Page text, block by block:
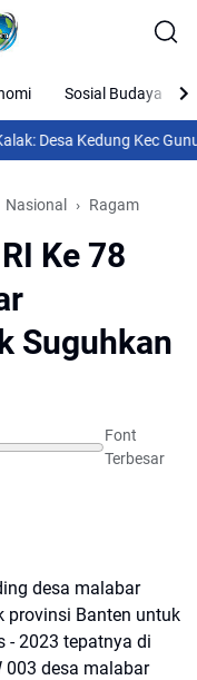
Sosial Budaya
Kedung Kec
Nasional Ragam
Ke 78
Suguhkan
Font
Terbesar
desa malabar
provinsi Banten untuk
- 2023 tepatnya di
003 desa malabar